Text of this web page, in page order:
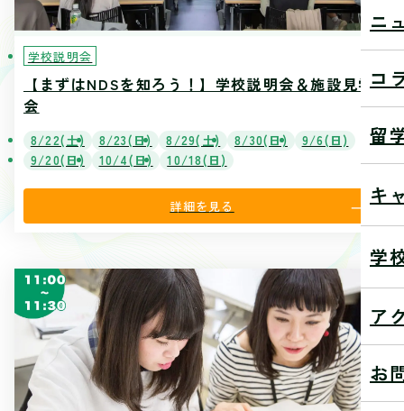
ニ
コ
留
キ
学
ア
お
学校説明会
【まずはNDSを知ろう！】学校説明会＆施設見学
会
8/22(土) 8/23(日) 8/29(土) 8/30(日)
9/6(日)
9/20(日)
10/4(日) 10/18(日)
詳細を見る